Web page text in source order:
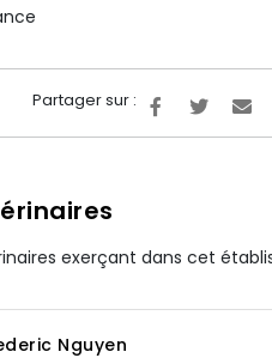
Partager sur :
exerçant dans cet
Nguyen